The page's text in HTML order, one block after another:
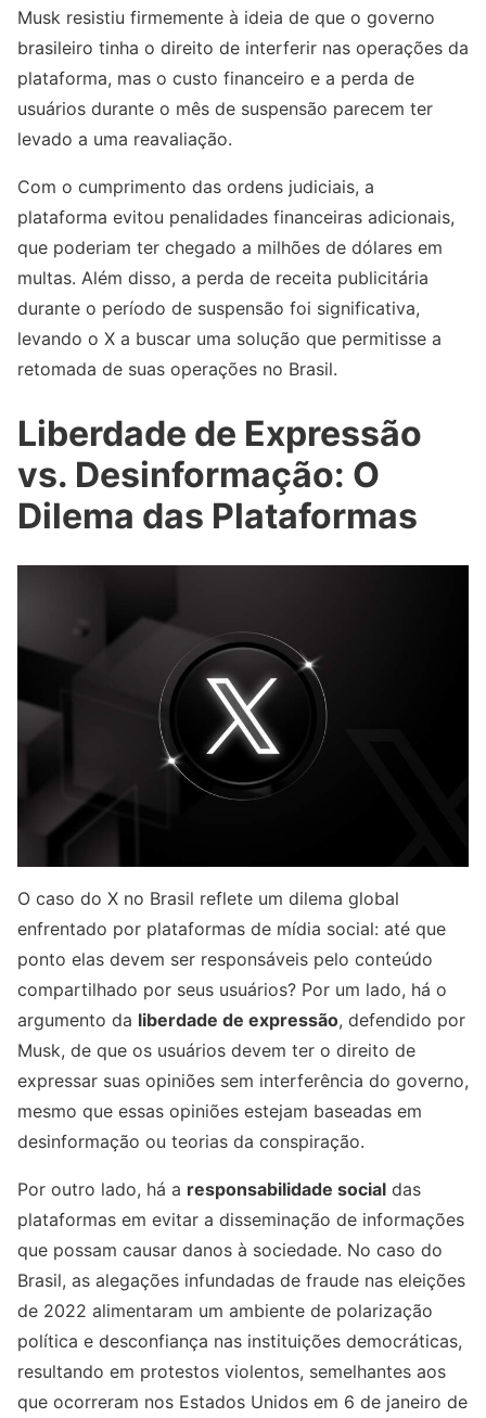
Musk resistiu firmemente à ideia de que o governo
brasileiro tinha o direito de interferir nas operações da
plataforma, mas o custo financeiro e a perda de
usuários durante o mês de suspensão parecem ter
levado a uma reavaliação.
Com o cumprimento das ordens judiciais, a
plataforma evitou penalidades financeiras adicionais,
que poderiam ter chegado a milhões de dólares em
multas. Além disso, a perda de receita publicitária
durante o período de suspensão foi significativa,
levando o X a buscar uma solução que permitisse a
retomada de suas operações no Brasil.
Liberdade de Expressão
vs. Desinformação: O
Dilema das Plataformas
O caso do X no Brasil reflete um dilema global
enfrentado por plataformas de mídia social: até que
ponto elas devem ser responsáveis pelo conteúdo
compartilhado por seus usuários? Por um lado, há o
argumento da liberdade de expressão, defendido por
Musk, de que os usuários devem ter o direito de
expressar suas opiniões sem interferência do governo,
mesmo que essas opiniões estejam baseadas em
desinformação ou teorias da conspiração.
Por outro lado, há a responsabilidade social das
plataformas em evitar a disseminação de informações
que possam causar danos à sociedade. No caso do
Brasil, as alegações infundadas de fraude nas eleições
de 2022 alimentaram um ambiente de polarização
política e desconfiança nas instituições democráticas,
resultando em protestos violentos, semelhantes aos
que ocorreram nos Estados Unidos em 6 de janeiro de